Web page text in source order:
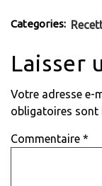
Categories:
Laisser
Votre adresse e-
obligatoires sont
Commentaire *